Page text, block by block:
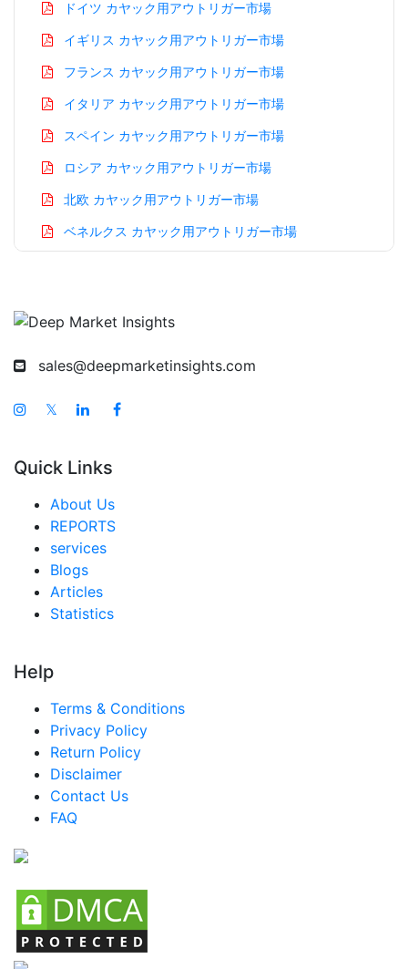
ドイツ カヤック用アウトリガー市場
イギリス カヤック用アウトリガー市場
フランス カヤック用アウトリガー市場
イタリア カヤック用アウトリガー市場
スペイン カヤック用アウトリガー市場
ロシア カヤック用アウトリガー市場
北欧 カヤック用アウトリガー市場
ベネルクス カヤック用アウトリガー市場
インド カヤック用アウトリガー市場
日本 カヤック用アウトリガー市場
東南アジア カヤック用アウトリガー市場
中東・アフリカ カヤック用アウトリガー市場
アラブ首長国連邦 カヤック用アウトリガー市場
サウジアラビア カヤック用アウトリガー市場
ナイジェリア カヤック用アウトリガー市場
トルコ カヤック用アウトリガー市場
中南米 カヤック用アウトリガー市場
ブラジル カヤック用アウトリガー市場
コロンビア カヤック用アウトリガー市場
チリ カヤック用アウトリガー市場
sales@deepmarketinsights.com
𝕏
Quick Links
About Us
REPORTS
services
Blogs
Articles
Statistics
Help
Terms & Conditions
Privacy Policy
Return Policy
Disclaimer
Contact Us
FAQ